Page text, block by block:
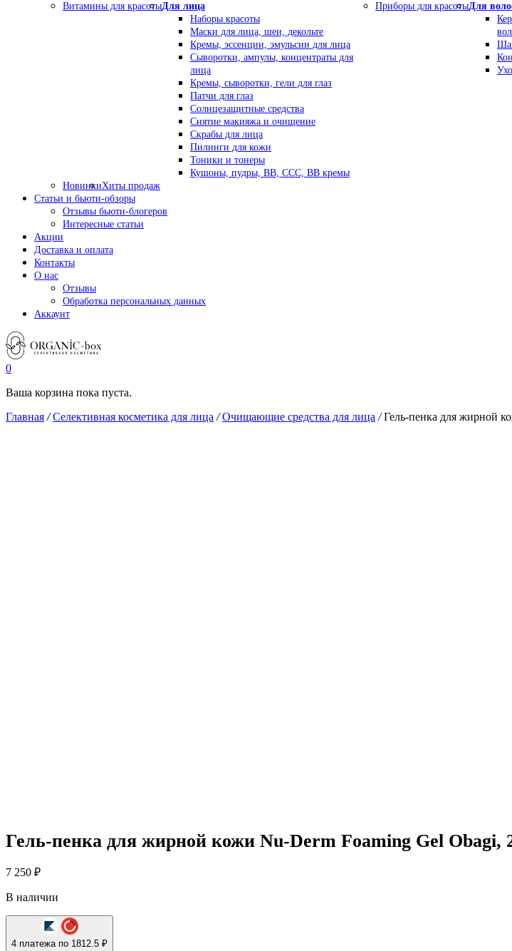
Витамины для красотыДля лица
Наборы красоты
Маски для лица, шеи, декольте
Кремы, эссенции, эмульсии для лица
Сыворотки, ампулы, концентраты для
лица
Кремы, сыворотки, гели для глаз
Патчи для глаз
Солнцезащитные средства
Снятие макияжа и очищение
Скрабы для лица
Пилинги для кожи
Тоники и тонеры
Кушоны, пудры, ВВ, ССС, ВВ кремы
Приборы для красотыДля
НовинкиХиты продаж
Статьи и бьюти-обзоры
Отзывы бьюти-блогеров
Интересные статьи
Акции
Доставка и оплата
Контакты
О нас
Отзывы
Обработка персональных данных
Аккаунт
0
Ваша корзина пока пуста.
Главная /Селективная косметика для лица /Очищающие средства для лица /Гель-пенка для жирной
Гель-пенка для жирной кожи Nu-Derm Foaming Gel Obagi,
7 250 ₽
В наличии
4 платежа по 1812.5 ₽